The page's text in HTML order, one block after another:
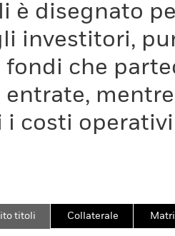
è disegnato
investitori,
fondi che
i costi
titoli Collaterale